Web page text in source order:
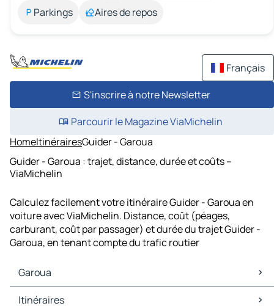
Parkings
Aires de repos
Français
S'inscrire à notre Newsletter
Parcourir le Magazine ViaMichelin
HomeItinérairesGuider - Garoua
Guider - Garoua : trajet, distance, durée et coûts –
ViaMichelin
Calculez facilement votre itinéraire Guider - Garoua en
voiture avec ViaMichelin. Distance, coût (péages,
carburant, coût par passager) et durée du trajet Guider -
Garoua, en tenant compte du trafic routier
Garoua
Garoua Cartes et plans
Itinéraires